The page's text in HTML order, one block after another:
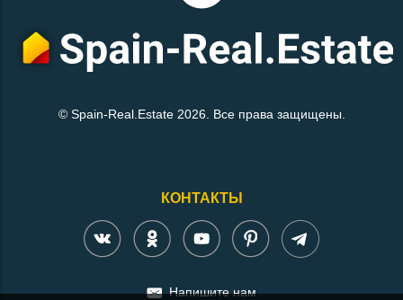
© Spain-Real.Estate 2026. Все права защищены.
КОНТАКТЫ
Напишите нам